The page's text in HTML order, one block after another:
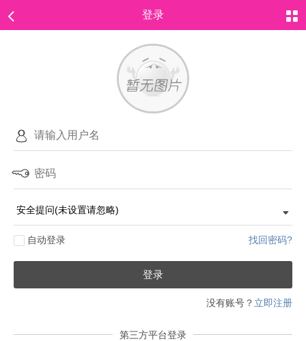
登录
自动登录 找回密码?
登录
没有账号？ 立即注册
第三方平台登录